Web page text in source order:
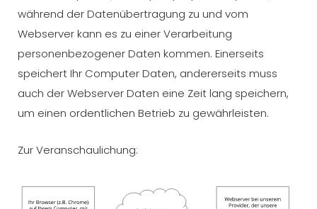
während der Datenübertragung zu und vom
Webserver kann es zu einer Verarbeitung
personenbezogener Daten kommen. Einerseits
speichert Ihr Computer Daten, andererseits muss
auch der Webserver Daten eine Zeit lang speichern,
um einen ordentlichen Betrieb zu gewährleisten.
Zur Veranschaulichung: